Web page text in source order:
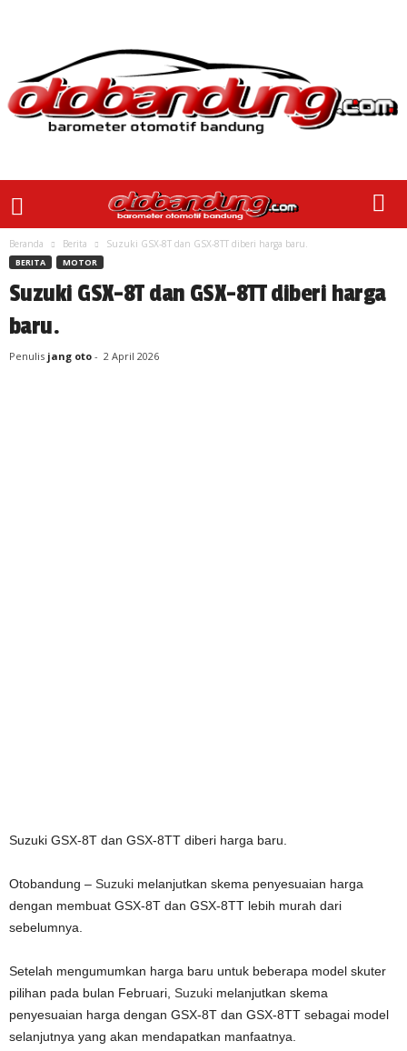
Beranda Berita Suzuki GSX-8T dan GSX-8TT diberi harga baru.
BERITA MOTOR
Suzuki GSX-8T dan GSX-8TT diberi harga
baru.
Penulis jang oto - 2 April 2026
Suzuki GSX-8T dan GSX-8TT diberi harga baru.
Otobandung – Suzuki melanjutkan skema penyesuaian harga
dengan membuat GSX-8T dan GSX-8TT lebih murah dari
sebelumnya.
Setelah mengumumkan harga baru untuk beberapa model skuter
pilihan pada bulan Februari, Suzuki melanjutkan skema
penyesuaian harga dengan GSX-8T dan GSX-8TT sebagai model
selanjutnya yang akan mendapatkan manfaatnya.